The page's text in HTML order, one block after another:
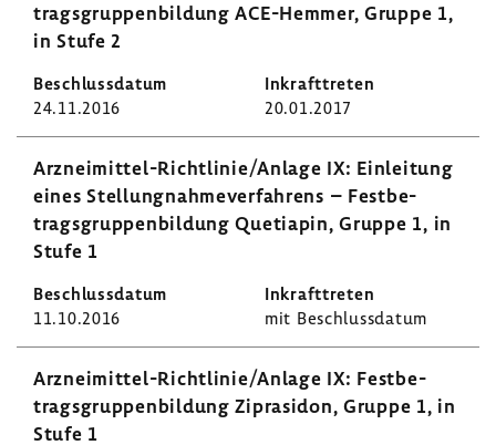
trags­grup­pen­bil­dung ACE-​Hemmer, Gruppe 1,
in Stufe 2
24.11.2016 20.01.2017
Arzneimittel-​Richtlinie/Anlage IX: Einlei­tung
eines Stel­lung­nah­me­ver­fah­rens – Fest­be­
trags­grup­pen­bil­dung Quetiapin, Gruppe 1, in
Stufe 1
11.10.2016 mit Beschluss­datum
Arzneimittel-​Richtlinie/Anlage IX: Fest­be­
trags­grup­pen­bil­dung Zipra­sidon, Gruppe 1, in
Stufe 1